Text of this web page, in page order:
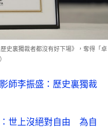
史裏獨裁者都沒有好下場》，奪得「卓
師李振盛：歷史裏獨裁
：世上沒絕對自由 為自